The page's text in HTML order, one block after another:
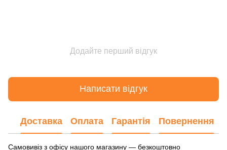
Додайте перший відгук
Написати відгук
Доставка Оплата Гарантія Повернення
Самовивіз з офісу нашого магазину — безкоштовно